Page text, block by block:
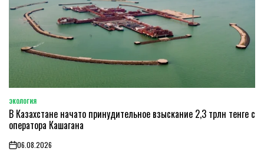
POSTED
IN
ЭКОЛОГИЯ
В Казахстане начато принудительное взыскание 2,3 трлн тенге с
оператора Кашагана
on06.08.2026